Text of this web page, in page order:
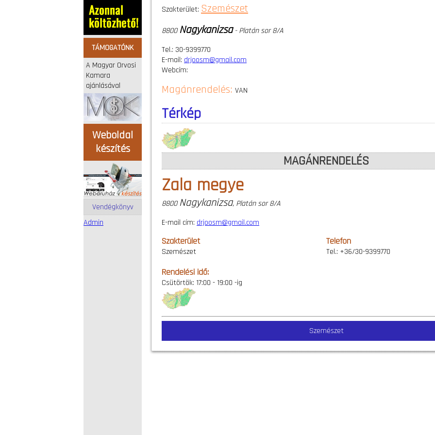
TÁMOGATÓNK
A Magyar Orvosi
Kamara
ajánlásával
Weboldal
készítés
Vendégkönyv
Admin
Szakterület: Szemészet
8800Nagykanizsa- Platán sor 8/A
Tel.: 30-9399770
E-mail: drjoosm@gmail.com
Webcím:
Magánrendelés: VAN
Térkép
MAGÁNRENDELÉS
Zala megye
8800Nagykanizsa, Platán sor 8/A
E-mail cím: drjoosm@gmail.com
Szakterület
Szemészet
Telefon
Tel.: +36/30-9399770
Rendelési idő:
Csütörtök: 17:00 - 19:00 -ig
Szemészet